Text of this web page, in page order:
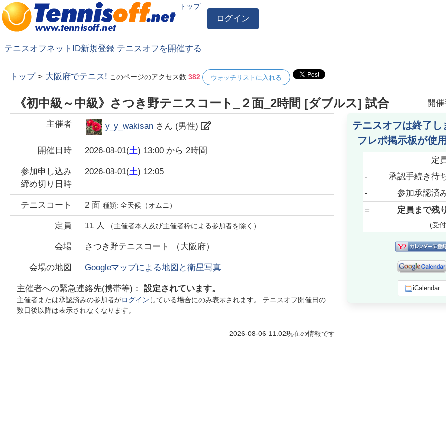
トップ
ログイン
テニスオフネットID新規登録 テニスオフを開催する
トップ > 大阪府でテニス! このページのアクセス数382 ウォッチリストに入れる
《初中級～中級》さつき野テニスコート_２面_2時間 [ダブルス] 試合 開
主催者 y_y_wakisan さん (男性)
開催日時 2026-08-01(土) 13:00 から2時間
参加申し込み
締め切り日時
2026-08-01(土) 12:05
テニスコート 2 面種類:全天候（オムニ）
定員 11 人 （主催者本人及び主催者枠による参加者を除く）
会場 さつき野テニスコート （大阪府）
会場の地図 Googleマップによる地図と衛星写真
主催者への緊急連絡先(携帯等)：設定されています。
主催者または承認済みの参加者がログイン している場合にのみ表示されます。 テニスオフ開催日の
数日後以降は表示されなくなります。
2026-08-06 11:02現在の情報です
テニスオフは終了し
フレポ掲示板が使
定
-
承認手続き待
-
参加承認済
=
定員まで残り
(受
iCalendar